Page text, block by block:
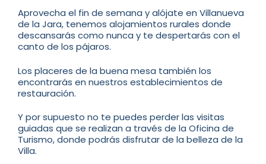
Aprovecha el fin de semana y alójate en Villanueva
de la Jara, tenemos alojamientos rurales donde
descansarás como nunca y te despertarás con el
canto de los pájaros.
Los placeres de la buena mesa también los
encontrarás en nuestros establecimientos de
restauración.
Y por supuesto no te puedes perder las visitas
guiadas que se realizan a través de la Oficina de
Turismo, donde podrás disfrutar de la belleza de la
Villa.